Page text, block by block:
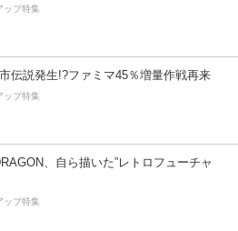
ップ特集
伝説発生!?ファミマ45％増量作戦再来
ップ特集
、自ら描いた”レトロフューチャ
ップ特集